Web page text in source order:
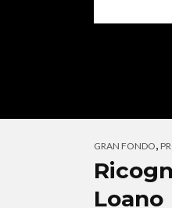
GRAN FONDO,
Loano